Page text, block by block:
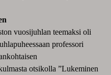
vuosijuhlan teemaksi oli
professori
otsikolla ”Lukeminen